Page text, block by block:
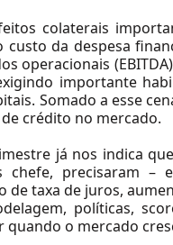
colaterais
da despesa
operacionais
importante
Somado a esse
crédito no mercado.
já nos indica
chefe, precisaram
de taxa de juros,
políticas,
quando o mercado